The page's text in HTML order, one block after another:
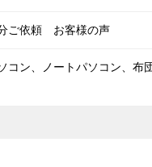
ご依頼 お客様の声
コン、ノートパソコン、布